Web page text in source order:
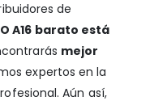
de
A16 barato está
mejor
expertos en la
Aún así,